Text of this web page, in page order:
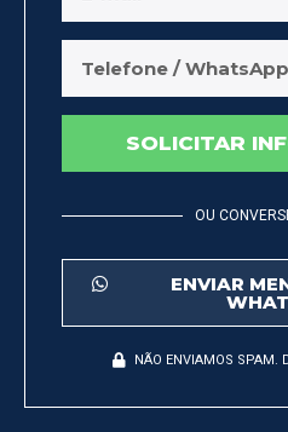
SOLICITAR
OU
ENVIAR
NÃO ENVIAMOS SPAM.